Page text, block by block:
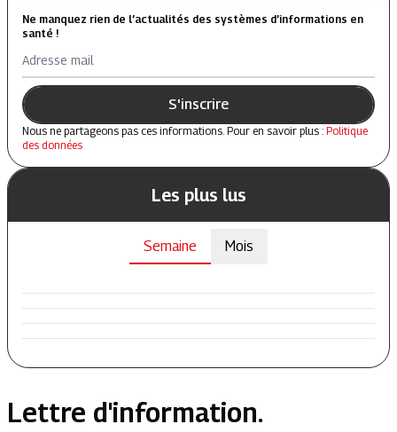
Ne manquez rien de l’actualités des systèmes d’informations en
santé !
Adresse mail
S'inscrire
Nous ne partageons pas ces informations. Pour en savoir plus : Politique
des données
Les plus lus
Semaine Mois
Lettre d'information.